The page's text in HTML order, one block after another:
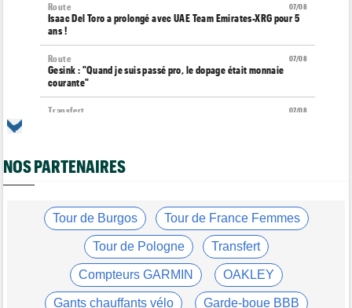
07/08
Route
Isaac Del Toro a prolongé avec UAE Team Emirates-XRG pour 5
ans !
07/08
Route
Gesink : "Quand je suis passé pro, le dopage était monnaie
courante"
07/08
Transfert
Transfert
Lotto-Intermarché fait passer pro trois jeunes de sa formation
Kasia Niewiadoma : "C'est tellement génial d'être cycliste"
Tour de Burgos
Matthew Brennan : "Je me suis retrouvé un peu trop loin…"
Tour de Burgos
Matthew Brennan a remporté la 4e étape devant Pithie
NOS PARTENAIRES
Tour de Burgos Tour de France Femmes
Tour de Pologne Transfert
Compteurs GARMIN OAKLEY
Gants chauffants vélo Garde-boue BBB